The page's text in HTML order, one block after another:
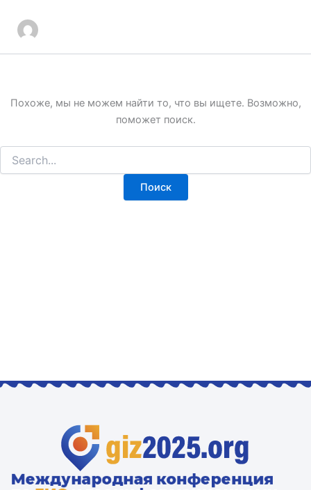
Похоже, мы не можем найти то, что вы ищете. Возможно,
поможет поиск.